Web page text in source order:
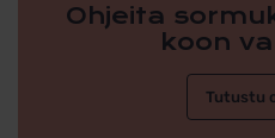
Ohjeita
koon
Tutustu